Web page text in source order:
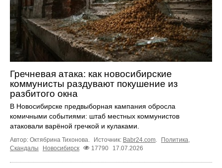
Гречневая атака: как новосибирские
коммунисты раздувают покушение из
разбитого окна
В Новосибирске предвыборная кампания обросла
комичными событиями: штаб местных коммунистов
атаковали варёной гречкой и кулаками.
Автор: Октябрина Тихонова. Источник: Babr24.com. Политика,
Скандалы
Новосибирск 17790 17.07.2026